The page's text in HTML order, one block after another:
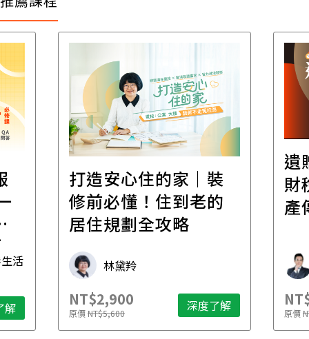
活
解
打造安心住的家｜裝
修前必懂！住到老的
居住規劃全攻略
林黛羚
NT$2,900
原價NT$5,600 深度了解
遺
財
產
原價